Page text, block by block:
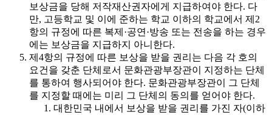
보상금을 당해 저작재산권자에게 지급하여야 한다. 다
만, 고등학교 및 이에 준하는 학교 이하의 학교에서 제2
항의 규정에 따른 복제·공연·방송 또는 전송을 하는 경우
에는 보상금을 지급하지 아니한다.
제4항의 규정에 따른 보상을 받을 권리는 다음 각 호의
요건을 갖춘 단체로서 문화관광부장관이 지정하는 단체
를 통하여 행사되어야 한다. 문화관광부장관이 그 단체
를 지정할 때에는 미리 그 단체의 동의를 얻어야 한다.
대한민국 내에서 보상을 받을 권리를 가진 자(이하